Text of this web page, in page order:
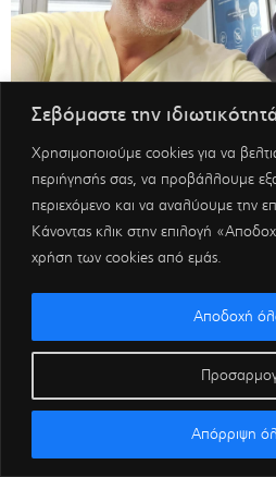
Σεβόμαστε την
Χρησιμοποιούμε cookies για να
περιήγησής σας, να προβάλλουμε
περιεχόμενο και να αναλύουμε την
Κάνοντας κλικ στην επιλογή
χρήση των cookies από εμάς.
Απόρριψη
Αποδοχή